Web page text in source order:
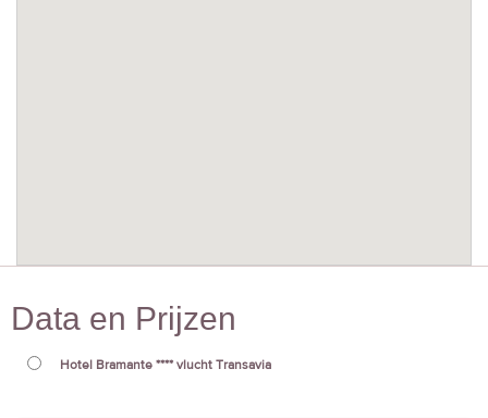
Data en Prijzen
Hotel Bramante **** vlucht Transavia